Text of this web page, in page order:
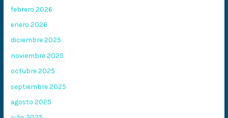
febrero 2026
enero 2026
diciembre 2025
noviembre 2025
octubre 2025
septiembre 2025
agosto 2025